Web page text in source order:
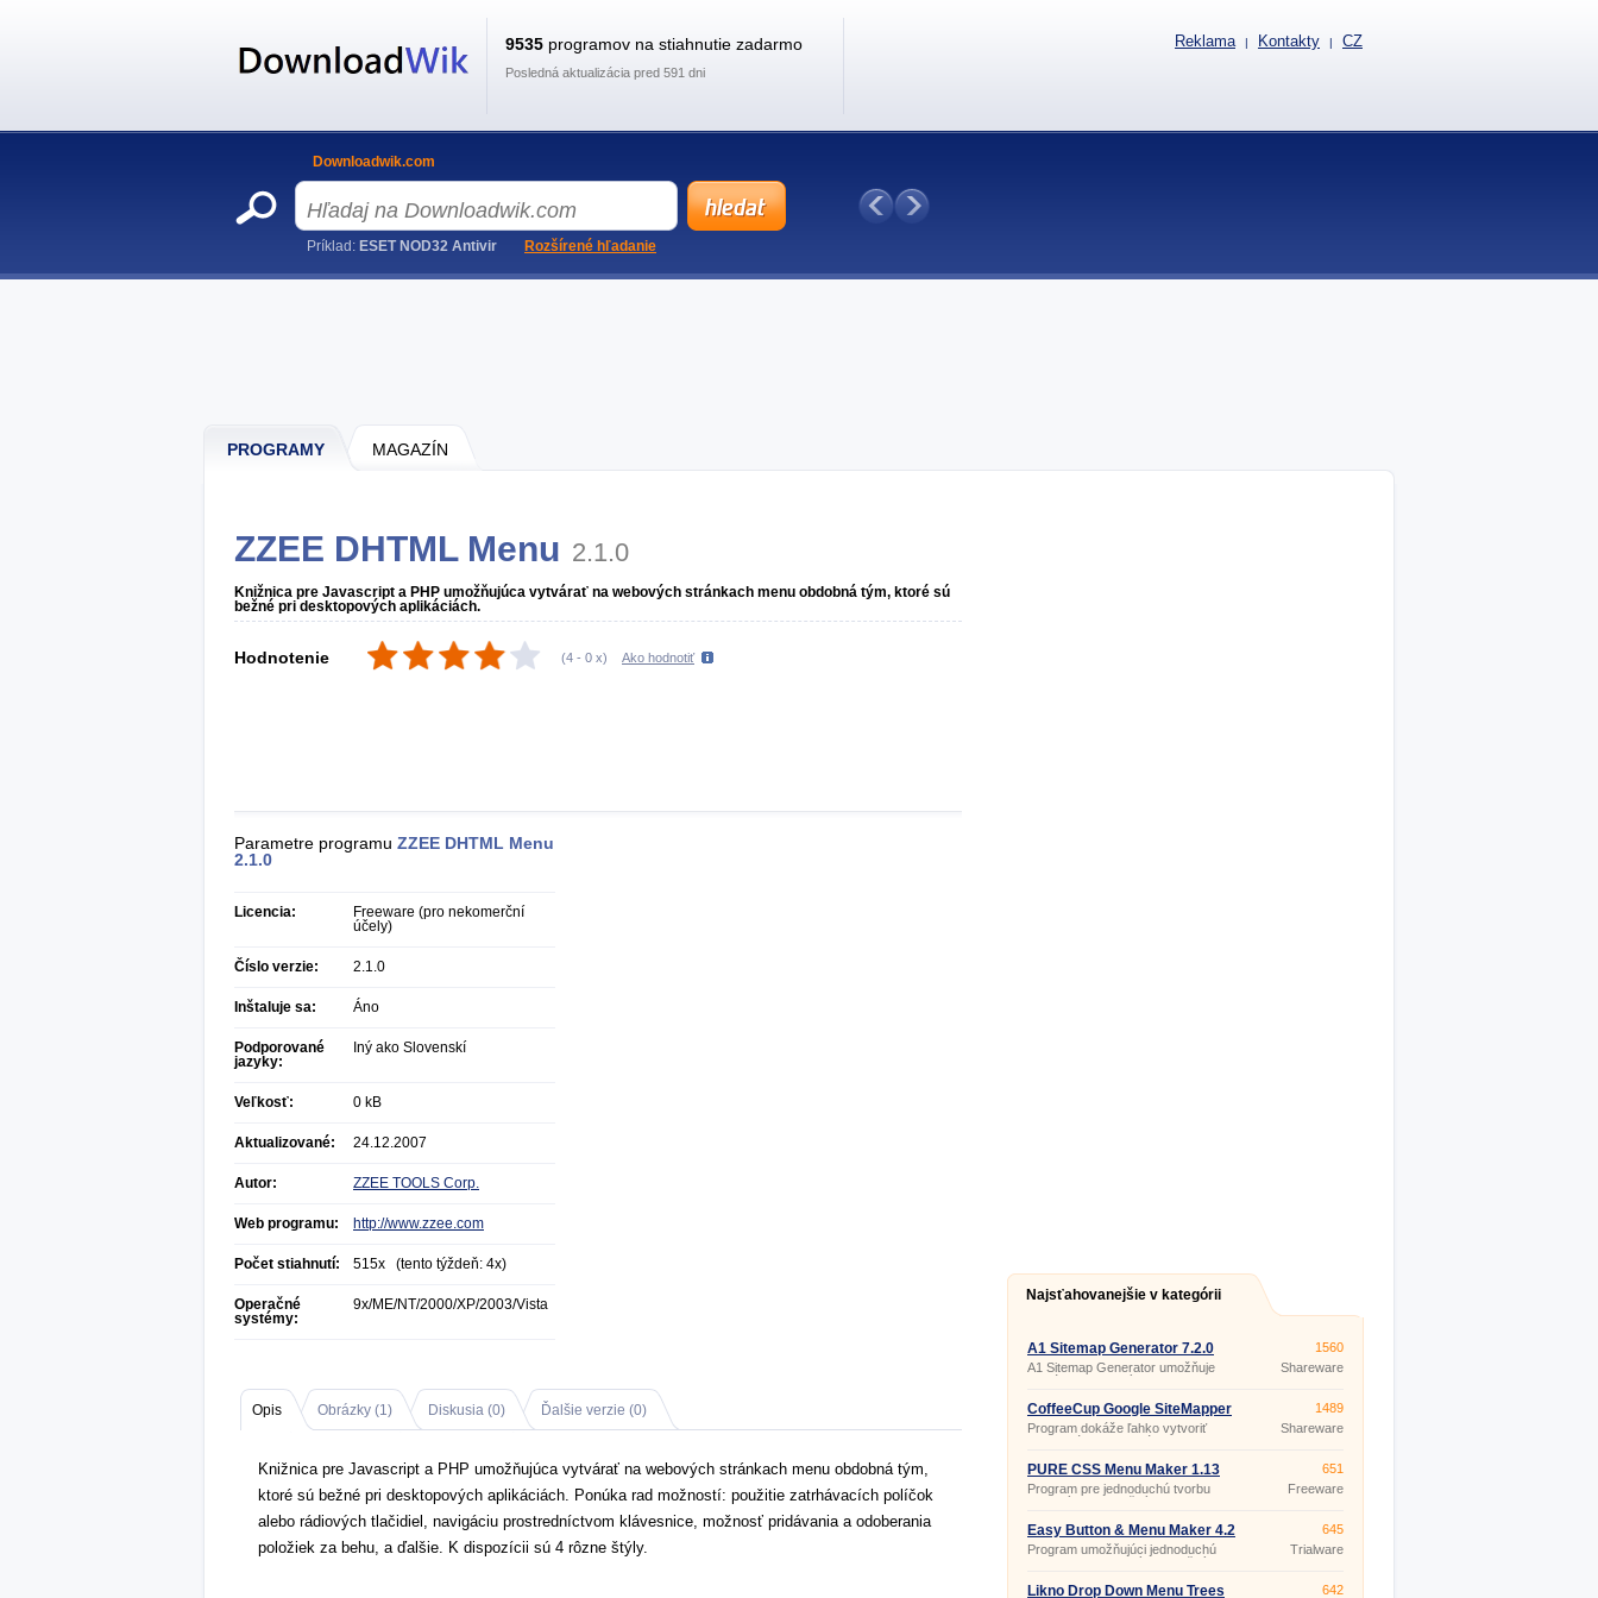
PROGRAMY MAGAZÍN
ZZEE DHTML Menu 2.1.0
Knižnica pre Javascript a PHP umožňujúca vytvárať na webových stránkach menu obdobná tým, ktoré sú
bežné pri desktopových aplikáciách.
Hodnotenie (4 - 0 x) Ako hodnotiť
Parametre programu ZZEE DHTML Menu
2.1.0
Licencia:
Freeware (pro nekomerční
účely)
Číslo verzie: 2.1.0
Inštaluje sa: Áno
Podporované
jazyky:
Iný ako Slovenskí
Veľkosť: 0 kB
Aktualizované: 24.12.2007
Autor: ZZEE TOOLS Corp.
Web programu: http://www.zzee.com
Počet stiahnutí: 515x (tento týždeň: 4x)
Operačné
systémy:
9x/ME/NT/2000/XP/2003/Vista
Opis Obrázky (1) Diskusia (0) Ďalšie verzie (0)
Knižnica pre Javascript a PHP umožňujúca vytvárať na webových stránkach menu obdobná tým,
ktoré sú bežné pri desktopových aplikáciách. Ponúka rad možností: použitie zatrhávacích políčok
alebo rádiových tlačidiel, navigáciu prostredníctvom klávesnice, možnosť pridávania a odoberania
položiek za behu, a ďalšie. K dispozícii sú 4 rôzne štýly.
Najsťahovanejšie v kategórii
A1 Sitemap Generator 7.2.0
A1 Sitemap Generator umožňuje
vytváranie textových, HTML, RSS,
1560
Shareware
CoffeeCup Google SiteMapper
4.5
Program dokáže ľahko vytvoriť
podrobnú indexovanú mapu
(Sitemap), ktorej umiestnením na
vašom webe umožníte
vyhľadávačom Google aj iným
práve aktualizovaných.
1489
Shareware
PURE CSS Menu Maker 1.13
Program pre jednoduchú tvorbu
webových navigačných menu s
CSS alebo HTML kód.
651
Freeware
Easy Button & Menu Maker 4.2
Program umožňujúci jednoduchú
tvorbu sofistikovaných funkčných
dynamických menu pre vaše
645
Trialware
Likno Drop Down Menu Trees
642
9535 programov na stiahnutie zadarmo
Posledná aktualizácia pred 591 dni
Reklama | Kontakty | CZ
Downloadwik.com
Príklad: ESET NOD32 Antivir Rozšírené hľadanie